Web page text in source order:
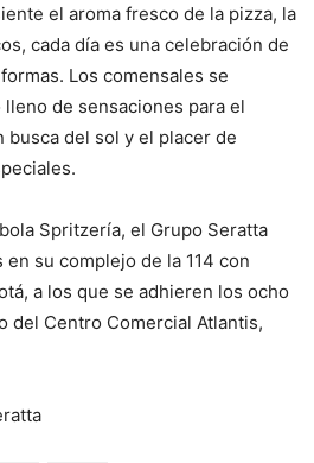
el aroma fresco de la pizza, la
cada día es una celebración de
Los comensales se
de sensaciones para el
busca del sol y el placer de
Spritzería, el Grupo Seratta
su complejo de la 114 con
a los que se adhieren los ocho
del Centro Comercial Atlantis,